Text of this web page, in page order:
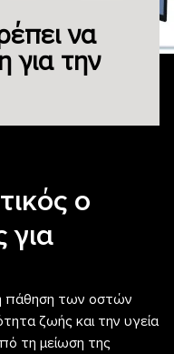
να
για την
ο
για
πάθηση των οστών
ζωής και την υγεία
τη μείωση της